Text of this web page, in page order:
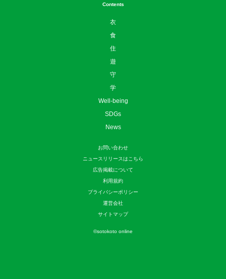
Contents
衣
食
住
遊
守
学
Well-being
SDGs
News
お問い合わせ
ニュースリリースはこちら
広告掲載について
利用規約
プライバシーポリシー
運営会社
サイトマップ
©sotokoto online